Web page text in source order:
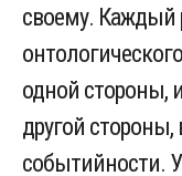
своему. Каждый
одной стороны,
другой
событийности.